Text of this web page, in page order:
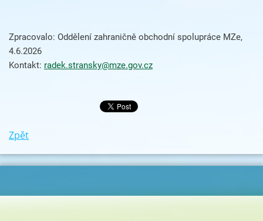
Zpracovalo: Oddělení zahraničně obchodní spolupráce MZe,
4.6.2026
Kontakt: radek.stransky@mze.gov.cz
Zpět